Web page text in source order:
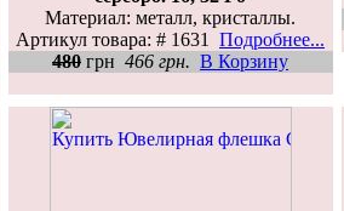
Материал: металл, кристаллы.
Артикул товара: # 1631 Подробнее...
480 грн 466 грн. В Корзину